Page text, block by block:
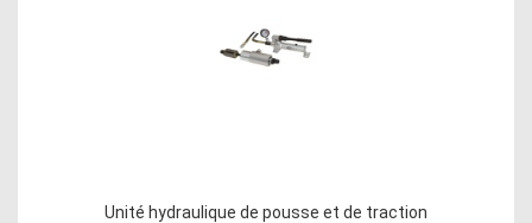
Unité hydraulique de pousse et de traction